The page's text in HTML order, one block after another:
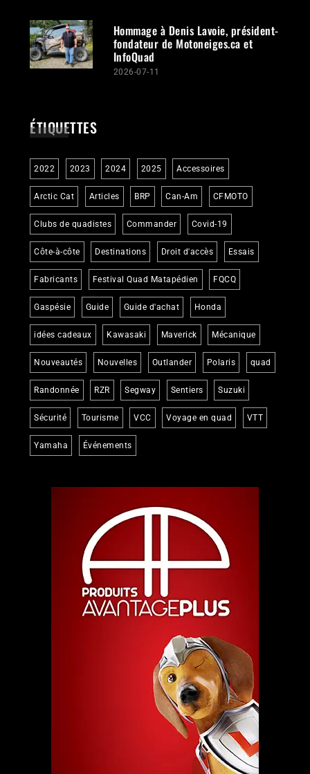
Hommage à Denis Lavoie, président-
fondateur de Motoneiges.ca et
InfoQuad
2026-07-11
ÉTIQUETTES
2022 2023 2024 2025 Accessoires
Arctic Cat Articles BRP Can-Am CFMOTO
Clubs de quadistes Commander Covid-19
Côte-à-côte Destinations Droit d'accès Essais
Fabricants Festival Quad Matapédien FQCQ
Gaspésie Guide Guide d'achat Honda
idées cadeaux Kawasaki Maverick Mécanique
Nouveautés Nouvelles Outlander Polaris quad
Randonnée RZR Segway Sentiers Suzuki
Sécurité Tourisme VCC Voyage en quad VTT
Yamaha Événements